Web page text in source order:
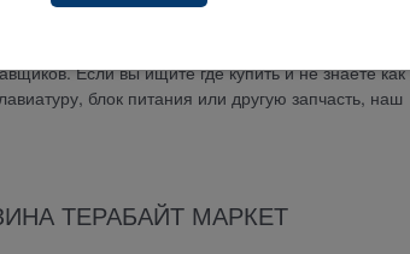
картой, по банковскому счету, наложенным
3G (PS1187MG) АККУМУЛЯТОР АКБ БАТАРЕЯ 3
Если вы ищите где купить и не знаете как
блок питания или другую запчасть, наш
ТЕРАБАЙТ МАРКЕТ